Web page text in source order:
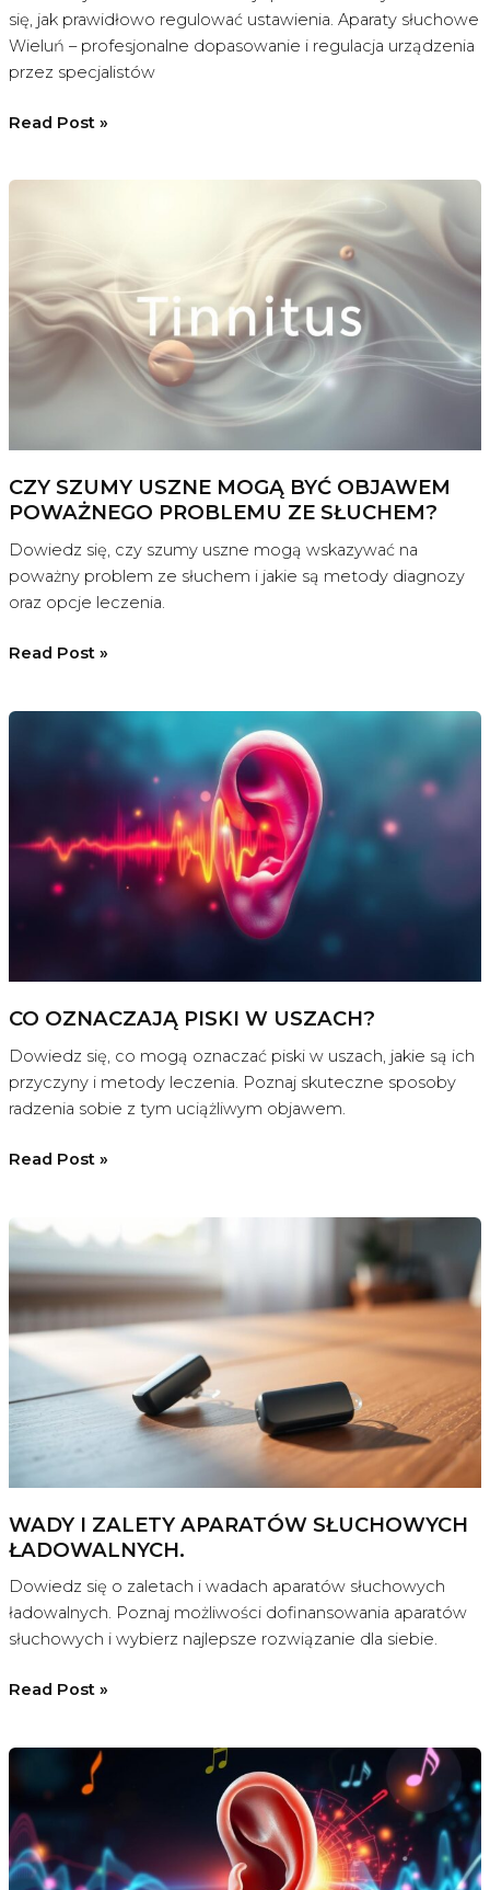
się, jak prawidłowo regulować ustawienia. Aparaty słuchowe
Wieluń – profesjonalne dopasowanie i regulacja urządzenia
przez specjalistów
Czy
gabinetem
protetycznym?
Read Post »
CZY SZUMY USZNE MOGĄ BYĆ OBJAWEM
POWAŻNEGO PROBLEMU ZE SŁUCHEM?
Dowiedz się, czy szumy uszne mogą wskazywać na
poważny problem ze słuchem i jakie są metody diagnozy
oraz opcje leczenia.
Czy
problemu
słuchem?
Read Post »
CO OZNACZAJĄ PISKI W USZACH?
Dowiedz się, co mogą oznaczać piski w uszach, jakie są ich
przyczyny i metody leczenia. Poznaj skuteczne sposoby
radzenia sobie z tym uciążliwym objawem.
Co
w
uszach?
Read Post »
WADY I ZALETY APARATÓW SŁUCHOWYCH
ŁADOWALNYCH.
Dowiedz się o zaletach i wadach aparatów słuchowych
ładowalnych. Poznaj możliwości dofinansowania aparatów
słuchowych i wybierz najlepsze rozwiązanie dla siebie.
Wady
słuchowych
ładowalnych.
Read Post »